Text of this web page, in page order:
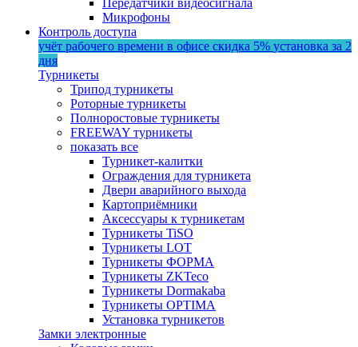
Микрофоны
Контроль доступа
учёт рабочего времени в офисе скидка 5% установка за 2
дня
Турникеты
Трипод турникеты
Роторные турникеты
Полноростовые турникеты
FREEWAY турникеты
показать все
Турникет-калитки
Ограждения для турникета
Двери аварийного выхода
Картоприёмники
Аксессуары к турникетам
Турникеты TiSO
Турникеты LOT
Турникеты ФОРМА
Турникеты ZKTeco
Турникеты Dormakaba
Турникеты OPTIMA
Установка турникетов
Замки электронные